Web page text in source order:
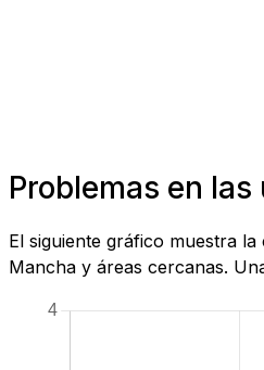
Problemas en
El siguiente gráfico muestra
Mancha y áreas cercanas.